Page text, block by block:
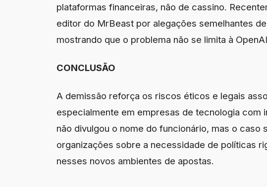
plataformas financeiras, não de cassino.
editor do MrBeast por alegações semelhantes
mostrando que o problema não se limita à
CONCLUSÃO
A demissão reforça os riscos éticos e legais
especialmente em empresas de tecnologia com
não divulgou o nome do funcionário, mas o caso
organizações sobre a necessidade de políticas
nesses novos ambientes de apostas.